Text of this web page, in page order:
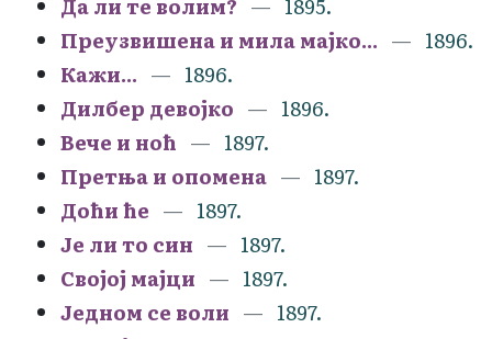
Преузвишена и мила мајко...
1896.
Кажи...
1896.
Дилбер девојко
1896.
Вече и ноћ
1897.
Претња и опомена
1897.
Доћи ће
1897.
Је ли то син
1897.
Својој мајци
1897.
Једном се воли
1897.